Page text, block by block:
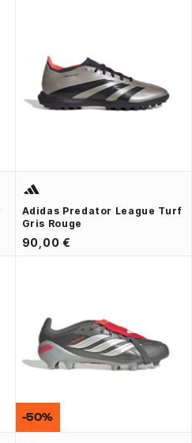
Adidas Predator League Turf
Gris Rouge
90,00 €
-50%